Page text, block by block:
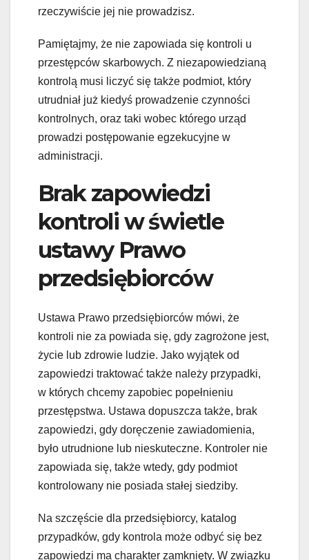
rzeczywiście jej nie prowadzisz.
Pamiętajmy, że nie zapowiada się kontroli u
przestępców skarbowych. Z niezapowiedzianą
kontrolą musi liczyć się także podmiot, który
utrudniał już kiedyś prowadzenie czynności
kontrolnych, oraz taki wobec którego urząd
prowadzi postępowanie egzekucyjne w
administracji.
Brak zapowiedzi
kontroli w świetle
ustawy Prawo
przedsiębiorców
Ustawa Prawo przedsiębiorców mówi, że
kontroli nie za powiada się, gdy zagrożone jest,
życie lub zdrowie ludzie. Jako wyjątek od
zapowiedzi traktować także należy przypadki,
w których chcemy zapobiec popełnieniu
przestępstwa. Ustawa dopuszcza także, brak
zapowiedzi, gdy doręczenie zawiadomienia,
było utrudnione lub nieskuteczne. Kontroler nie
zapowiada się, także wtedy, gdy podmiot
kontrolowany nie posiada stałej siedziby.
Na szczęście dla przedsiębiorcy, katalog
przypadków, gdy kontrola może odbyć się bez
zapowiedzi ma charakter zamknięty. W związku